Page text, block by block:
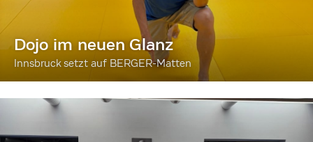
Dojo im neuen Glanz
Innsbruck setzt auf BERGER-Matten